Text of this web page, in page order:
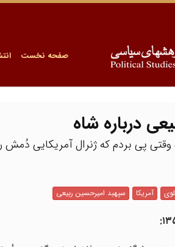
صفحه نخست
درباره شاه
پی بردم که ژنرال آمریکایی دُمش
آمریکا سپهبد امیرحسین ربیعی
: